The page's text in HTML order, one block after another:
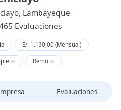
Lambayeque
Evaluaciones
S/. 1.130,00 (Mensual)
Remoto
Evaluaciones